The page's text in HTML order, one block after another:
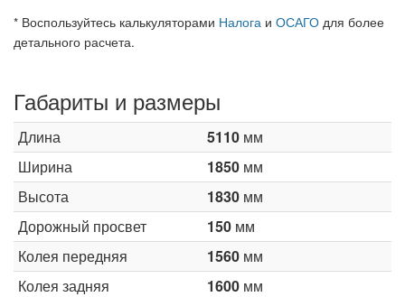
* Воспользуйтесь калькуляторами Налога и ОСАГО для более
детального расчета.
Габариты и размеры
Длина 5110 мм
Ширина
1850 мм
Высота
1830 мм
Дорожный просвет
150 мм
Колея передняя
1560 мм
Колея задняя
1600 мм